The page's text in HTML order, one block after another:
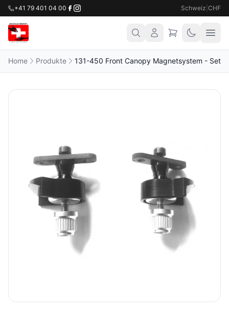
+41 79 401 04 00 Schweiz CHF
Home Produkte 131-450 Front Canopy Magnetsystem - Set